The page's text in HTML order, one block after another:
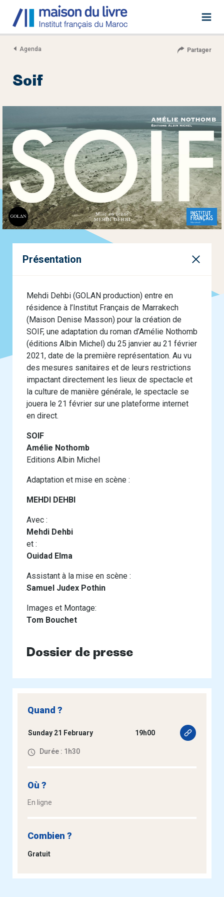
Agenda Partager
Soif
Présentation
Mehdi Dehbi (GOLAN production) entre en
résidence à l’Institut Français de Marrakech
(Maison Denise Masson) pour la création de
SOIF, une adaptation du roman d’Amélie Nothomb
(éditions Albin Michel) du 25 janvier au 21 février
2021, date de la première représentation. Au vu
des mesures sanitaires et de leurs restrictions
impactant directement les lieux de spectacle et
la culture de manière générale, le spectacle se
jouera le 21 février sur une plateforme internet
en direct.
SOIF
Amélie Nothomb
Editions Albin Michel
Adaptation et mise en scène :
MEHDI DEHBI
Avec :
Mehdi Dehbi
et :
Ouidad Elma
Assistant à la mise en scène :
Samuel Judex Pothin
Images et Montage:
Tom Bouchet
Dossier de presse
Quand ?
Sunday 21 February 19h00
Durée : 1h30
Où ?
En ligne
Combien ?
Gratuit